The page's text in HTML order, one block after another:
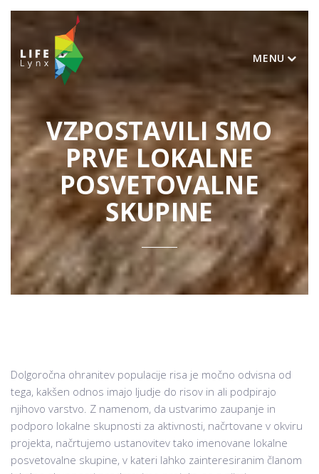
MENU
VZPOSTAVILI SMO
PRVE LOKALNE
POSVETOVALNE
SKUPINE
Dolgoročna ohranitev populacije risa je močno odvisna od
tega, kakšen odnos imajo ljudje do risov in ali podpirajo
njihovo varstvo. Z namenom, da ustvarimo zaupanje in
podporo lokalne skupnosti za aktivnosti, načrtovane v okviru
projekta, načrtujemo ustanovitev tako imenovane lokalne
posvetovalne skupine, v kateri lahko zainteresiranim članom